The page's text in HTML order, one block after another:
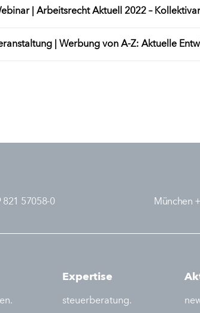
| Arbeitsrecht Aktuell 2022 –
| Werbung von A-Z: Aktuelle
57058-0 München
Expertise
steuerberatung.